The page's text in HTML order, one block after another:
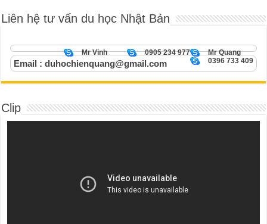
Liên hệ tư vấn du học Nhật Bản
Mr Quang
0905 234 977
Mr Vinh
0396 733 409
Email : duhochienquang@gmail.com
Clip